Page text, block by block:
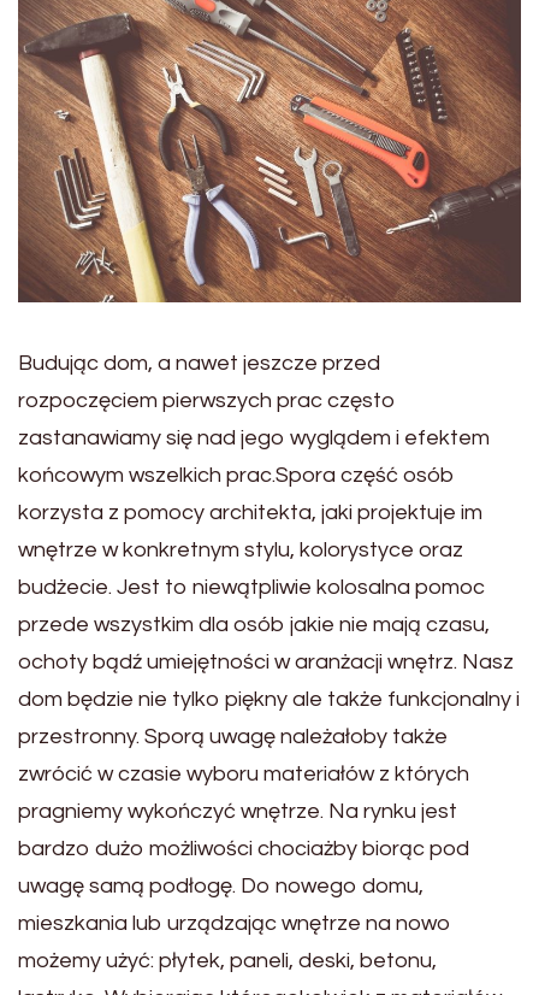
Budując dom, a nawet jeszcze przed
rozpoczęciem pierwszych prac często
zastanawiamy się nad jego wyglądem i efektem
końcowym wszelkich prac.Spora część osób
korzysta z pomocy architekta, jaki projektuje im
wnętrze w konkretnym stylu, kolorystyce oraz
budżecie. Jest to niewątpliwie kolosalna pomoc
przede wszystkim dla osób jakie nie mają czasu,
ochoty bądź umiejętności w aranżacji wnętrz. Nasz
dom będzie nie tylko piękny ale także funkcjonalny i
przestronny. Sporą uwagę należałoby także
zwrócić w czasie wyboru materiałów z których
pragniemy wykończyć wnętrze. Na rynku jest
bardzo dużo możliwości chociażby biorąc pod
uwagę samą podłogę. Do nowego domu,
mieszkania lub urządzając wnętrze na nowo
możemy użyć: płytek, paneli, deski, betonu,